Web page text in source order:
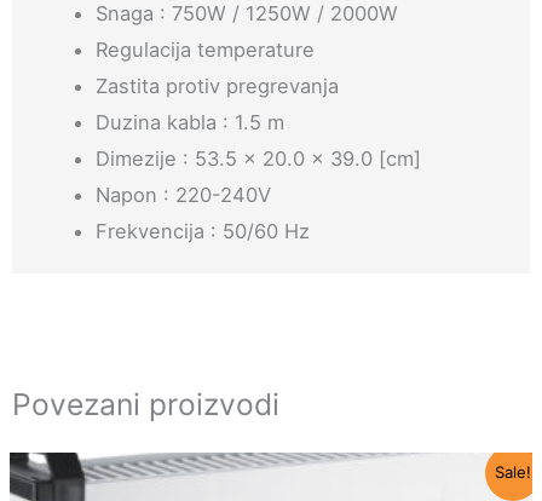
Snaga : 750W / 1250W / 2000W
Regulacija temperature
Zastita protiv pregrevanja
Duzina kabla : 1.5 m
Dimezije : 53.5 x 20.0 x 39.0 [cm]
Napon : 220-240V
Frekvencija : 50/60 Hz
Povezani proizvodi
Sale!
Originalna
cena
Trenutna